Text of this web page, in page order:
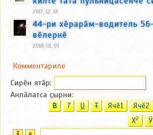
2017, 12, 18
44-ри хӗрарӑм-водитель
вӗлернӗ
2018, 01, 03
Комментариле
Сирӗн ятӑp:
Анлӑлатса ҫырни:
B T U T Ячӗ1 Ячӗ2
X2